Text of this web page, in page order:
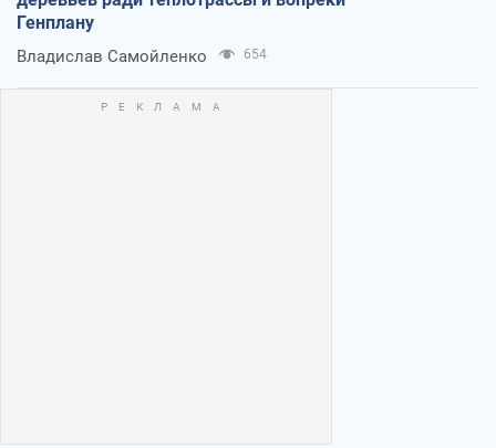
Генплану
Владислав Самойленко 654